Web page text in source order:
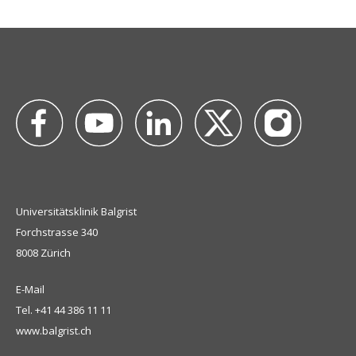
Universitätsklinik Balgrist
Forchstrasse 340
8008 Zürich
E-Mail
Tel. +41 44 386 11 11
www.balgrist.ch